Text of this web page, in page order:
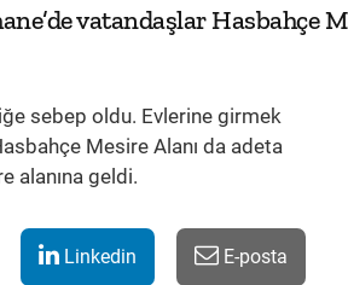
vatandaşlar Hasbahçe
sebep oldu. Evlerine girmek
Mesire Alanı da adeta
alanına geldi.
Linkedin E-posta